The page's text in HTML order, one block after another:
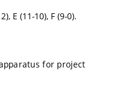
E (11-10), F (9-0).
for project